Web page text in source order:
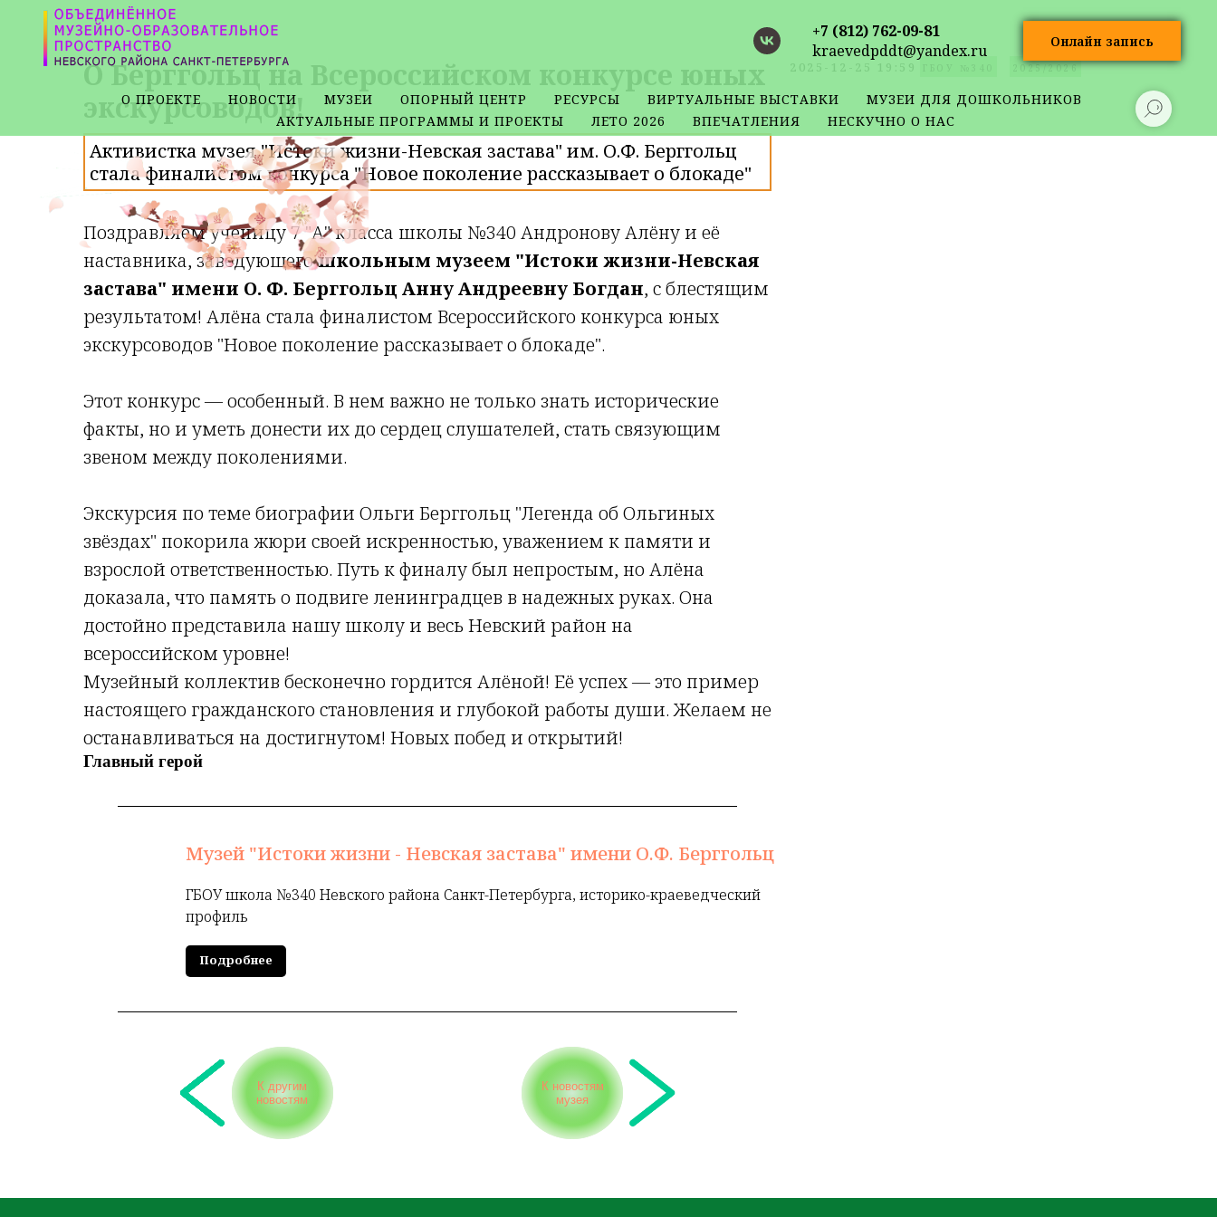
+7 (812) 762-09-81
kraevedpddt@yandex.ru
Онлайн запись
О ПРОЕКТЕ НОВОСТИ МУЗЕИ ОПОРНЫЙ ЦЕНТР РЕСУРСЫ ВИРТУАЛЬНЫЕ ВЫСТАВКИ
МУЗЕИ ДЛЯ ДОШКОЛЬНИКОВ
АКТУАЛЬНЫЕ ПРОГРАММЫ И ПРОЕКТЫ
ЛЕТО 2026 ВПЕЧАТЛЕНИЯ НЕСКУЧНО О НАС
О Берггольц на Всероссийском конкурсе юных
экскурсоводов!
Активистка музея "Истоки жизни-Невская застава" им. О.Ф. Берггольц
стала финалистом конкурса "Новое поколение рассказывает о блокаде"
Поздравляем ученицу 7 "А" класса школы №340 Андронову Алёну и её
наставника, заведующегошкольным музеем "Истоки жизни-Невская
застава" имени О. Ф. Берггольц Анну Андреевну Богдан, с блестящим
результатом! Алёна стала финалистом Всероссийского конкурса юных
экскурсоводов "Новое поколение рассказывает о блокаде".
Этот конкурс — особенный. В нем важно не только знать исторические
факты, но и уметь донести их до сердец слушателей, стать связующим
звеном между поколениями.
Экскурсия по теме биографии Ольги Берггольц "Легенда об Ольгиных
звёздах" покорила жюри своей искренностью, уважением к памяти и
взрослой ответственностью. Путь к финалу был непростым, но Алёна
доказала, что память о подвиге ленинградцев в надежных руках. Она
достойно представила нашу школу и весь Невский район на
всероссийском уровне!
Музейный коллектив бесконечно гордится Алёной! Её успех — это пример
настоящего гражданского становления и глубокой работы души. Желаем не
останавливаться на достигнутом! Новых побед и открытий!
2025-12-25 19:59 2025/2026
Главный герой
Музей "Истоки жизни - Невская застава" имени О.Ф. Берггольц
ГБОУ школа №340 Невского района Санкт-Петербурга, историко-краеведческий
профиль
Подробнее
К другим
новостям
К новостям
музея